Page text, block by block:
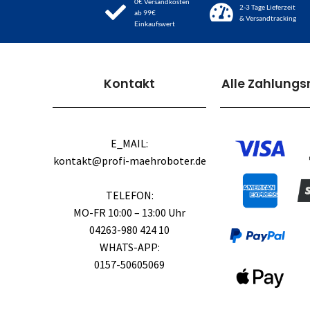
ab 99€
Einkaufswert
2-3 Tage Lieferzeit
& Versandtracking
Kontakt
E_MAIL:
kontakt@profi-maehroboter.de
TELEFON:
MO-FR 10:00 – 13:00 Uhr
04263-980 424 10
WHATS-APP:
0157-50605069
Alle